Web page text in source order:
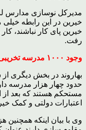
مدیرکل نوسازی مدارس
خیرین در این رابطه
خیرین پای کار نباشند،
رفت.
وجود ۱۰۰۰ مدرسه تخریبی در لرستان
بهاروند در بخش دیگری از
مستحکم هستند که بعد از
اعتبارات دولتی و کمک